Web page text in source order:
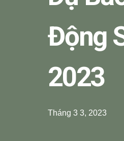
Động
2023
Tháng 3 3, 2023